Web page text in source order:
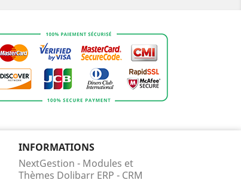
INFORMATIONS
NextGestion - Modules et
Thèmes Dolibarr ERP - CRM